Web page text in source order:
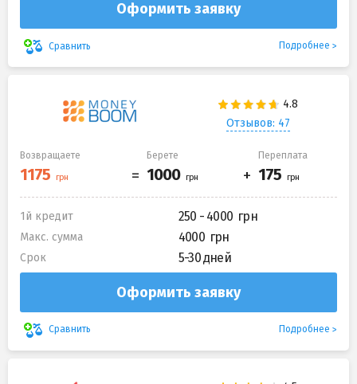
Оформить заявку
Сравнить Подробнее
Отзывов: 47
Возвращаете Берете Переплата
1й кредит 250 - 4000
Макс. сумма 4000
Срок 5-30 дней
Оформить заявку
Сравнить Подробнее